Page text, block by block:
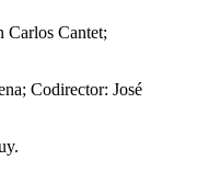
Carlos Cantet;
Codirector: José